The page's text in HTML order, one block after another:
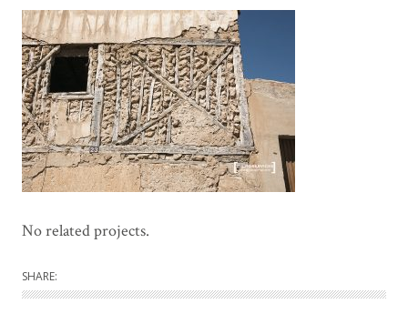
No related projects.
SHARE: